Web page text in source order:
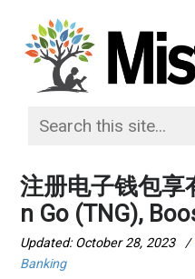
注册电子钱包享
n Go (TNG),
Updated: October 28, 2023 /
Banking